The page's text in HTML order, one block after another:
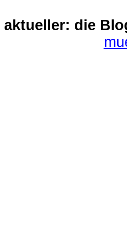
aktueller: die